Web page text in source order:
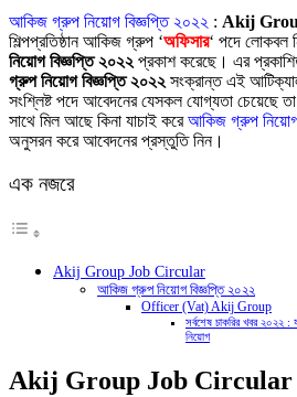
Link
Share
আকিজ গ্রুপ নিয়োগ বিজ্ঞপ্তি ২০২২ : Akij
শিল্পপ্রতিষ্ঠান আকিজ গ্রুপ ‘অফিসার‘ পদে লোকবল
নিয়োগ বিজ্ঞপ্তি ২০২২ প্রকাশ করেছে। এর
গ্রুপ নিয়োগ বিজ্ঞপ্তি ২০২২ সংক্রান্ত এই
সংশ্লিষ্ট পদে আবেদনের যেসকল যোগ্যতা চেয়েছে
সাথে মিল আছে কিনা যাচাই করেআকিজ গ্রুপ নিয়োগ
অনুসরন করে আবেদনের প্রস্তুতি নিন।
এক নজরে
Akij Group Job Circular
আকিজ গ্রুপ নিয়োগ বিজ্ঞপ্তি ২০২২
Officer (Vat) Akij Group
সর্বশেষ চাকরির খবর ২০২২ :
নিয়োগ
Akij Group Job Circular